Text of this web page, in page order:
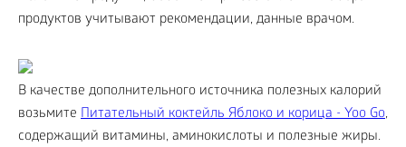
продуктов учитывают рекомендации, данные врачом.
В качестве дополнительного источника полезных калорий
возьмите Питательный коктейль Яблоко и корица - Yoo Gо,
содержащий витамины, аминокислоты и полезные жиры.